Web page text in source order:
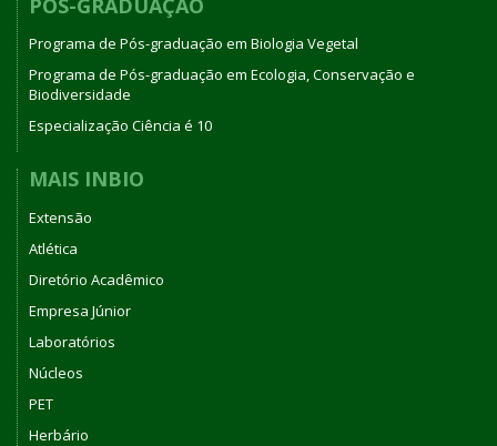
Programa de Pós-graduação em Biologia Vegetal
Programa de Pós-graduação em Ecologia, Conservação e
Biodiversidade
Especialização Ciência é 10
MAIS INBIO
Extensão
Atlética
Diretório Acadêmico
Empresa Júnior
Laboratórios
Núcleos
PET
Herbário